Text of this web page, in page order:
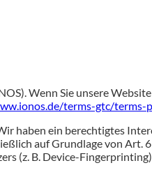
Wenn Sie unsere
terms-gtc/terms-
haben ein berechtigtes
auf Grundlage von Art.
(z. B. Device-